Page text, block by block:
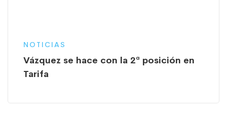
NOTICIAS
Vázquez se hace con la 2ª posición en
Tarifa